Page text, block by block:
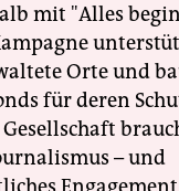
mit "Alles
Orte und
für deren
– und